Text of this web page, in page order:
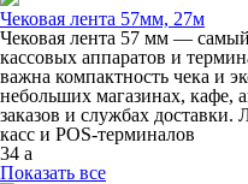
Чековая лента 57мм, 27м
Чековая лента 57 мм —
кассовых аппаратов и
важна компактность чека и
небольших магазинах, кафе,
заказов и службах
касс и POS‑терминалов
34 a
Показать все